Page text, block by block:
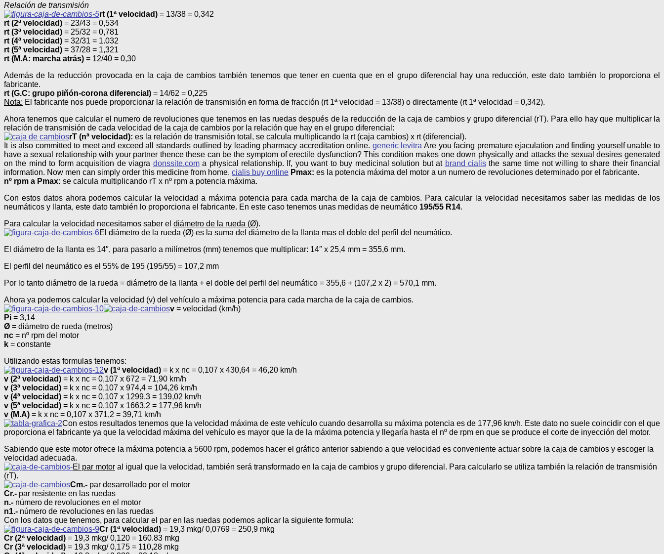
Relación de transmisión
rt (1ª velocidad) = 13/38 = 0,342
rt (2ª velocidad) = 23/43 = 0,534
rt (3ª velocidad) = 25/32 = 0,781
rt (4ª velocidad) = 32/31 = 1.032
rt (5ª velocidad) = 37/28 = 1,321
rt (M.A: marcha atrás) = 12/40 = 0,30
Además de la reducción provocada en la caja de cambios también tenemos que tener en cuenta que en el grupo diferencial hay una reducción, este dato también lo proporciona el
fabricante.
rt (G.C: grupo piñón-corona diferencial) = 14/62 = 0,225
Nota: El fabricante nos puede proporcionar la relación de transmisión en forma de fracción (rt 1ª velocidad = 13/38) o directamente (rt 1ª velocidad = 0,342).
Ahora tenemos que calcular el numero de revoluciones que tenemos en las ruedas después de la reducción de la caja de cambios y grupo diferencial (rT). Para ello hay que multiplicar la
relación de transmisión de cada velocidad de la caja de cambios por la relación que hay en el grupo diferencial:
rT (nª velocidad): es la relación de transmisión total, se calcula multiplicando la rt (caja cambios) x rt (diferencial).
It is also committed to meet and exceed all standards outlined by leading pharmacy accreditation online. generic levitra Are you facing premature ejaculation and finding yourself unable to
have a sexual relationship with your partner thence these can be the symptom of erectile dysfunction? This condition makes one down physically and attacks the sexual desires generated
on the mind to form acquisition de viagra donssite.coma physical relationship. If, you want to buy medicinal solution but at brand cialisthe same time not willing to share their financial
information. Now men can simply order this medicine from home. cialis buy online Pmax: es la potencia máxima del motor a un numero de revoluciones determinado por el fabricante.
nº rpm a Pmax: se calcula multiplicando rT x nº rpm a potencia máxima.
Con estos datos ahora podemos calcular la velocidad a máxima potencia para cada marcha de la caja de cambios. Para calcular la velocidad necesitamos saber las medidas de los
neumáticos y llanta, este dato también lo proporciona el fabricante. En este caso tenemos unas medidas de neumático 195/55 R14.
Para calcular la velocidad necesitamos saber el diámetro de la rueda (Ø).
El diámetro de la rueda (Ø) es la suma del diámetro de la llanta mas el doble del perfil del neumático.
El diámetro de la llanta es 14″, para pasarlo a milímetros (mm) tenemos que multiplicar: 14″ x 25,4 mm = 355,6 mm.
El perfil del neumático es el 55% de 195 (195/55) = 107,2 mm
Por lo tanto diámetro de la rueda = diámetro de la llanta + el doble del perfil del neumático = 355,6 + (107,2 x 2) = 570,1 mm.
Ahora ya podemos calcular la velocidad (v) del vehículo a máxima potencia para cada marcha de la caja de cambios.
v = velocidad (km/h)
Pi = 3,14
Ø = diámetro de rueda (metros)
nc = nº rpm del motor
k = constante
Utilizando estas formulas tenemos:
v (1ª velocidad) = k x nc = 0,107 x 430,64 = 46,20 km/h
v (2ª velocidad) = k x nc = 0,107 x 672 = 71,90 km/h
v (3ª velocidad) = k x nc = 0,107 x 974,4 = 104,26 km/h
v (4ª velocidad) = k x nc = 0,107 x 1299,3 = 139,02 km/h
v (5ª velocidad) = k x nc = 0,107 x 1663,2 = 177,96 km/h
v (M.A) = k x nc = 0,107 x 371,2 = 39,71 km/h
Con estos resultados tenemos que la velocidad máxima de este vehículo cuando desarrolla su máxima potencia es de 177,96 km/h. Este dato no suele coincidir con el que
proporciona el fabricante ya que la velocidad máxima del vehículo es mayor que la de la máxima potencia y llegaría hasta el nº de rpm en que se produce el corte de inyección del motor.
Sabiendo que este motor ofrece la máxima potencia a 5600 rpm, podemos hacer el gráfico anterior sabiendo a que velocidad es conveniente actuar sobre la caja de cambios y escoger la
velocidad adecuada.
El par motor al igual que la velocidad, también será transformado en la caja de cambios y grupo diferencial. Para calcularlo se utiliza también la relación de transmisión
(rT).
Cm.- par desarrollado por el motor
Cr.- par resistente en las ruedas
n.- número de revoluciones en el motor
n1.- número de revoluciones en las ruedas
Con los datos que tenemos, para calcular el par en las ruedas podemos aplicar la siguiente formula:
Cr (1ª velocidad) = 19,3 mkg/ 0,0769 = 250,9 mkg
Cr (2ª velocidad) = 19,3 mkg/ 0,120 = 160.83 mkg
Cr (3ª velocidad) = 19,3 mkg/ 0,175 = 110,28 mkg